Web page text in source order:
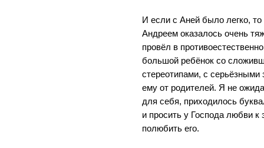
И если с Аней было легко,
Андреем оказалось очень
провёл в
большой ребёнок со
стереотипами, с
ему от родителей. Я не
для себя, приходилось
и просить у Господа любви к
полюбить его.